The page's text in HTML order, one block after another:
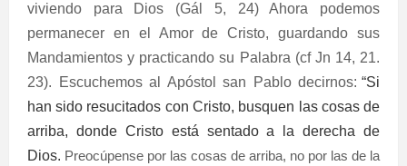
viviendo para Dios (Gál 5, 24) Ahora podemos
permanecer en el Amor de Cristo, guardando sus
Mandamientos y practicando su Palabra (cf Jn 14, 21.
23). Escuchemos al Apóstol san Pablo decirnos: “Si
han sido resucitados con Cristo, busquen las cosas de
arriba, donde Cristo está sentado a la derecha de
Dios. Preocúpense por las cosas de arriba, no por las de la